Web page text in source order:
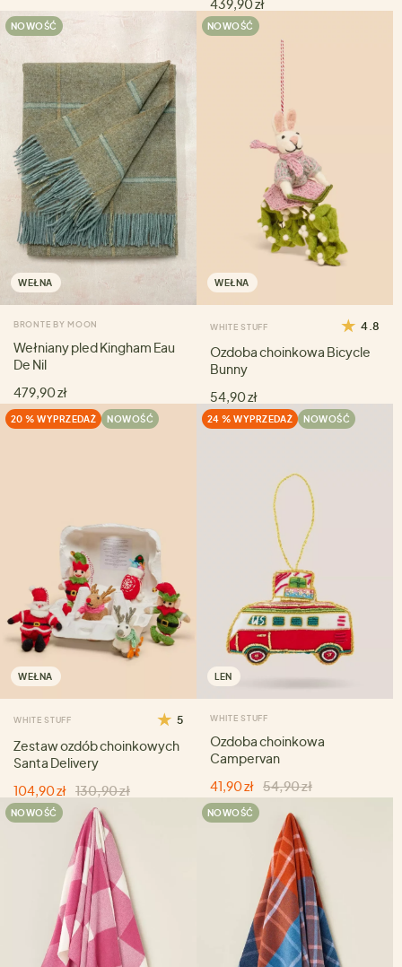
NOWOŚĆ
WEŁNA
BRONTE BY MOON
Wełniany pled Kingham Eau
De Nil
479,90 zł
NOWOŚĆ
WEŁNA
WHITE STUFF 4.8
Ozdoba choinkowa Bicycle
Bunny
54,90 zł
20 % WYPRZEDAŻ NOWOŚĆ
WEŁNA
WHITE STUFF 5
Zestaw ozdób choinkowych
Santa Delivery
104,90 zł 130,90 zł
24 % WYPRZEDAŻ NOWOŚĆ
LEN
WHITE STUFF
Ozdoba choinkowa
Campervan
41,90 zł 54,90 zł
NOWOŚĆ NOWOŚĆ